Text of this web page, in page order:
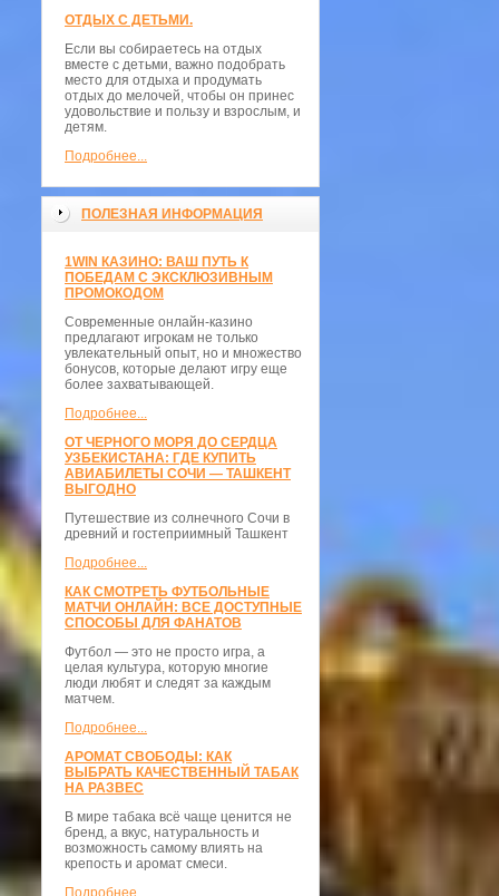
ОТДЫХ С ДЕТЬМИ.
Если вы собираетесь на отдых
вместе с детьми, важно подобрать
место для отдыха и продумать
отдых до мелочей, чтобы он принес
удовольствие и пользу и взрослым, и
детям.
Подробнее...
ПОЛЕЗНАЯ ИНФОРМАЦИЯ
1WIN КАЗИНО: ВАШ ПУТЬ К
ПОБЕДАМ С ЭКСКЛЮЗИВНЫМ
ПРОМОКОДОМ
Современные онлайн-казино
предлагают игрокам не только
увлекательный опыт, но и множество
бонусов, которые делают игру еще
более захватывающей.
Подробнее...
ОТ ЧЕРНОГО МОРЯ ДО СЕРДЦА
УЗБЕКИСТАНА: ГДЕ КУПИТЬ
АВИАБИЛЕТЫ СОЧИ — ТАШКЕНТ
ВЫГОДНО
Путешествие из солнечного Сочи в
древний и гостеприимный Ташкент
Подробнее...
КАК СМОТРЕТЬ ФУТБОЛЬНЫЕ
МАТЧИ ОНЛАЙН: ВСЕ ДОСТУПНЫЕ
СПОСОБЫ ДЛЯ ФАНАТОВ
Футбол — это не просто игра, а
целая культура, которую многие
люди любят и следят за каждым
матчем.
Подробнее...
АРОМАТ СВОБОДЫ: КАК
ВЫБРАТЬ КАЧЕСТВЕННЫЙ ТАБАК
НА РАЗВЕС
В мире табака всё чаще ценится не
бренд, а вкус, натуральность и
возможность самому влиять на
крепость и аромат смеси.
Подробнее...